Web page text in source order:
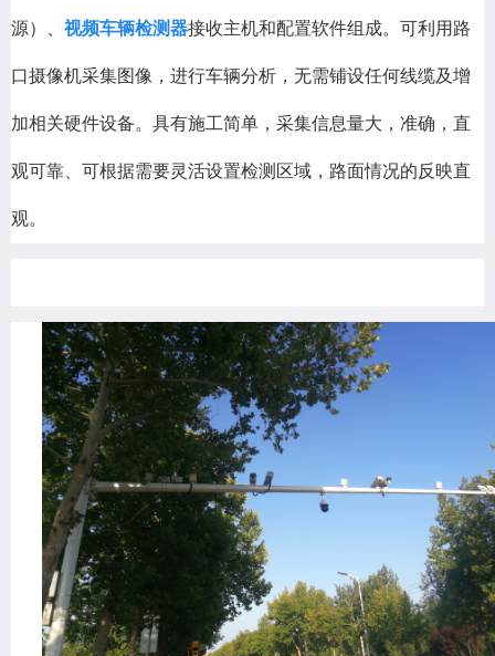
源）、 视频车辆检测器接收主机和配置软件组成。可利用路
口摄像机采集图像，进行车辆分析，无需铺设任何线缆及增
加相关硬件设备。具有施工简单，采集信息量大，准确，直
观可靠、可根据需要灵活设置检测区域，路面情况的反映直
观。